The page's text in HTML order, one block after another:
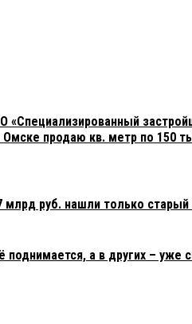
продаю кв. метр по 150
млрд руб. нашли только
а в других – уже